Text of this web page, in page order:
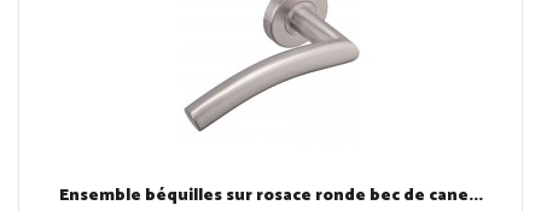
Ensemble béquilles sur rosace ronde bec de cane...